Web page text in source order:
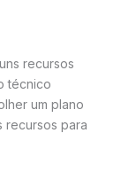
recursos
técnico
um plano
recursos para